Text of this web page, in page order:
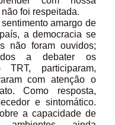
foi respeitada.
amargo de
a democracia se
não foram ouvidos;
a debater os
participaram,
com atenção o
Como resposta,
e sintomático.
a capacidade de